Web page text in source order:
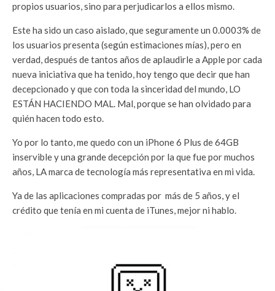
propios usuarios, sino para perjudicarlos a ellos mismo.
Este ha sido un caso aislado, que seguramente un 0.0003% de
los usuarios presenta (según estimaciones mías), pero en
verdad, después de tantos años de aplaudirle a Apple por cada
nueva iniciativa que ha tenido, hoy tengo que decir que han
decepcionado y que con toda la sinceridad del mundo, LO
ESTÁN HACIENDO MAL. Mal, porque se han olvidado para
quién hacen todo esto.
Yo por lo tanto, me quedo con un iPhone 6 Plus de 64GB
inservible y una grande decepción por la que fue por muchos
años, LA marca de tecnología más representativa en mi vida.
Ya de las aplicaciones compradas por más de 5 años, y el
crédito que tenía en mi cuenta de iTunes, mejor ni hablo.